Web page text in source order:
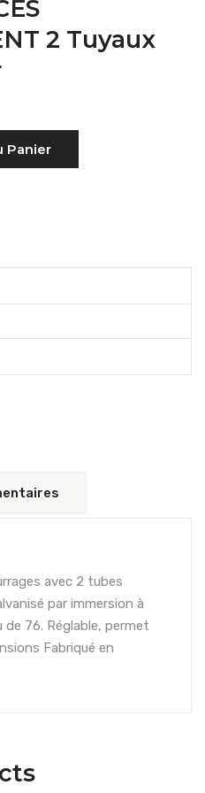
2 Tuyaux
Panier
avec 2 tubes
par immersion à
76. Réglable, permet
Fabriqué en